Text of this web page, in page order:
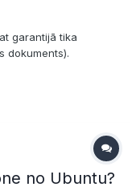
garantijā tika
dokuments).
Pirkts LMT. Serviss
no Ubuntu?